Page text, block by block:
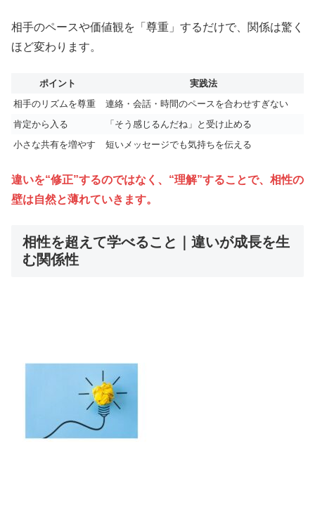
相手のペースや価値観を「尊重」するだけで、関係は驚く
ほど変わります。
ポイント
実践法
相手のリズムを尊重
連絡・会話・時間のペースを合わせすぎない
肯定から入る
「そう感じるんだね」と受け止める
小さな共有を増やす
短いメッセージでも気持ちを伝える
違いを“修正”するのではなく、“理解”することで、相性の
壁は自然と薄れていきます。
相性を超えて学べること｜違いが成長を生
む関係性